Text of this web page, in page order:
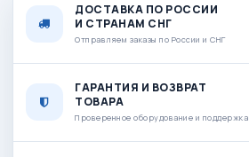
ДОСТАВКА ПО РОССИИ
И СТРАНАМ СНГ
Отправляем заказы по России и СНГ
ГАРАНТИЯ И ВОЗВРАТ
ТОВАРА
Проверенное оборудование и поддержка